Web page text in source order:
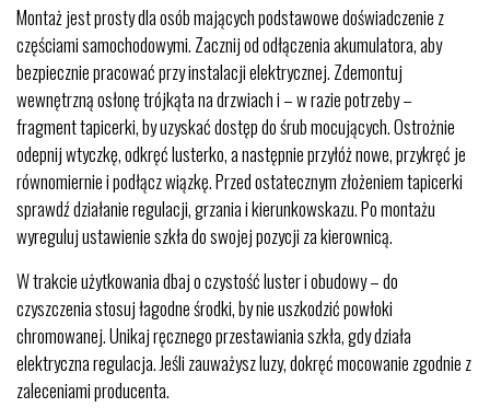
Montaż jest prosty dla osób mających podstawowe doświadczenie z
częściami samochodowymi. Zacznij od odłączenia akumulatora, aby
bezpiecznie pracować przy instalacji elektrycznej. Zdemontuj
wewnętrzną osłonę trójkąta na drzwiach i – w razie potrzeby –
fragment tapicerki, by uzyskać dostęp do śrub mocujących. Ostrożnie
odepnij wtyczkę, odkręć lusterko, a następnie przyłóż nowe, przykręć je
równomiernie i podłącz wiązkę. Przed ostatecznym złożeniem tapicerki
sprawdź działanie regulacji, grzania i kierunkowskazu. Po montażu
wyreguluj ustawienie szkła do swojej pozycji za kierownicą.
W trakcie użytkowania dbaj o czystość luster i obudowy – do
czyszczenia stosuj łagodne środki, by nie uszkodzić powłoki
chromowanej. Unikaj ręcznego przestawiania szkła, gdy działa
elektryczna regulacja. Jeśli zauważysz luzy, dokręć mocowanie zgodnie z
zaleceniami producenta.